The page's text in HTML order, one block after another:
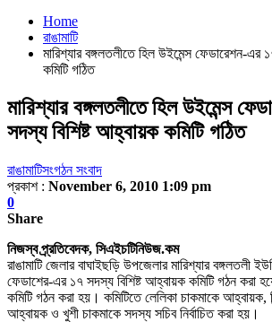
Home
রাঙামাটি
মারিশ্যার বঙ্গলতলীতে হিল উইমেন্স ফেডারেশন-এর
কমিটি গঠিত
মারিশ্যার বঙ্গলতলীতে হিল উইমেন্স
সদস্য বিশিষ্ট আহ্বায়ক কমিটি গঠিত
রাঙামাটিসংগঠন সংবাদ
প্রকাশ : November 6, 2010 1:09 pm
0
Share
নিজস্ব প্র্রতিবেদক, সিএইচটিনিউজ.কম
রাঙামাটি জেলার বাঘাইছড়ি উপজেলার মারিশ্যার বঙ্গলতলী
ফেডাশের-এর ১৭ সদস্য বিশিষ্ট আহ্বায়ক কমিটি গঠন করা
কমিটি গঠন করা হয়। কমিটিতে লেলিকা চাকমাকে আহ্বায়ক,
আহ্বায়ক ও খুশী চাকমাকে সদস্য সচিব নির্বাচিত করা হয়।